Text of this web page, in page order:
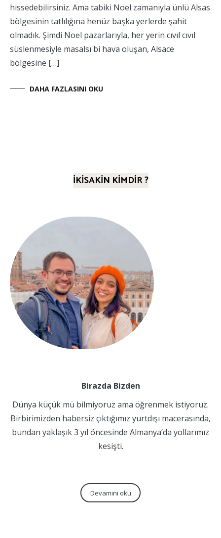
hissedebilirsiniz. Ama tabiki Noel zamanıyla ünlü Alsas
bölgesinin tatlılığına henüz başka yerlerde şahit
olmadık. Şimdi Noel pazarlarıyla, her yerin cıvıl cıvıl
süslenmesiyle masalsı bi hava oluşan, Alsace
bölgesine […]
DAHA FAZLASINI OKU
İKİSAKİN KİMDİR ?
Birazda Bizden
Dünya küçük mü bilmiyoruz ama öğrenmek istiyoruz.
Birbirimizden habersiz çıktığımız yurtdışı macerasında,
bundan yaklaşık 3 yıl öncesinde Almanya’da yollarımız
kesişti.
Devamını oku